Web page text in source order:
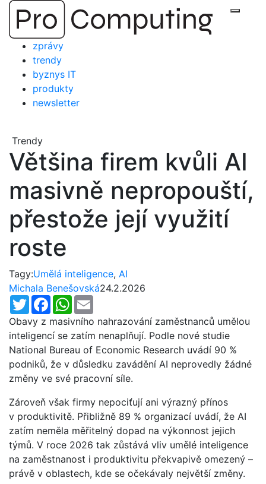
Přejít
obsah
zprávy
trendy
byznys IT
produkty
newsletter
Trendy
Většina firem kvůli AI
masivně nepropouští,
přestože její využití
roste
Tagy:Umělá inteligence, AI
Michala Benešovská24.2.2026
TwitterFacebookWhatsApp
Obavy z masivního nahrazování zaměstnanců umělou
inteligencí se zatím nenaplňují. Podle nové studie
National Bureau of Economic Research uvádí 90 %
podniků, že v důsledku zavádění AI neprovedly žádné
změny ve své pracovní síle.
Zároveň však firmy nepociťují ani výrazný přínos
v produktivitě. Přibližně 89 % organizací uvádí, že AI
zatím neměla měřitelný dopad na výkonnost jejich
týmů. V roce 2026 tak zůstává vliv umělé inteligence
na zaměstnanost i produktivitu překvapivě omezený –
právě v oblastech, kde se očekávaly největší změny.